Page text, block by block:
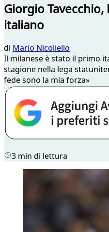
Giorgio Tavecchio,
italiano
di Mario Nicoliello
Il milanese è stato il primo
stagione nella lega
fede sono la mia forza»
3 min di lettura